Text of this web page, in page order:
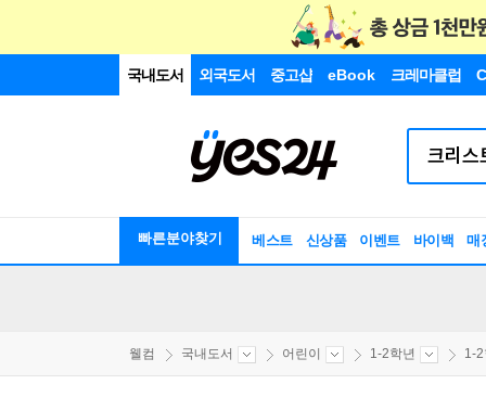
국내도서 외국도서 중고샵 eBook 크레마클럽
빠른분야찾기 베스트 신상품 이벤트 바이백 매
웰컴 국내도서 어린이 1-2학년 1-